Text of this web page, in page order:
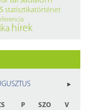
statisztikatörténet
hírek
P SZO V